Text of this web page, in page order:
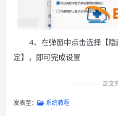
4、在弹窗中点击选择【
定】，即可完成设置
正文
发表至： 系统教程